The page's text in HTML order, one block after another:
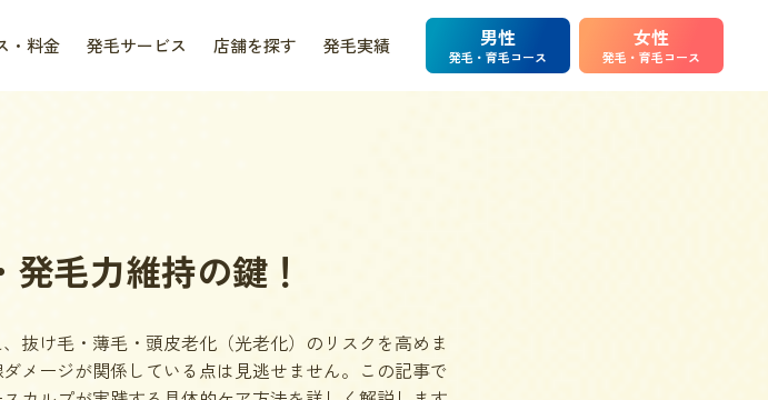
・料金 発毛サービス 店舗を探す 発毛実績 男性
発毛・育毛コース
女性
発毛・育毛コース
毛力維持の鍵！
抜け毛・薄毛・頭皮老化（光老化）のリスクを高めま
メージが関係している点は見逃せません。この記事で